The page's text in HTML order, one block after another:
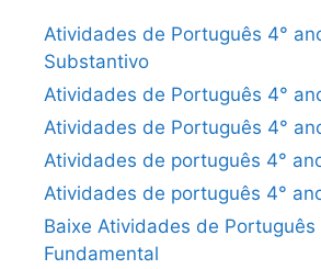
Atividades de Português 4°
Substantivo
Atividades de Português 4°
Atividades de Português 4°
Atividades de português 4°
Atividades de português 4°
Baixe Atividades de Português
Fundamental